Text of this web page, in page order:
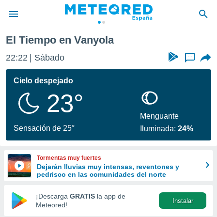
de
por
se
calidad.
a este
las
y
forma
digital
basada
El Tiempo en Vanyola
22:22 Sábado ...
Cielo despejado
23°
Sensación de 25°
Menguante
Iluminada:24%
Tormentas muy fuertes
Dejarán lluvias muy intensas, reventones y
pedrisco en las comunidades del norte
¡Descarga GRATIS la app de
Meteored!
Instalar